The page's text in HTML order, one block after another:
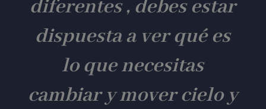
diferentes , debes estar
dispuesta a ver qué es
lo que necesitas
cambiar y mover cielo y